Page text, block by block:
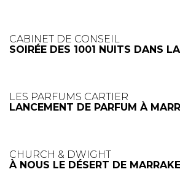
CABINET DE CONSEIL
SOIRÉE DES 1001 NUITS DANS
LES PARFUMS CARTIER
LANCEMENT DE PARFUM À
CHURCH & DWIGHT
À NOUS LE DÉSERT DE